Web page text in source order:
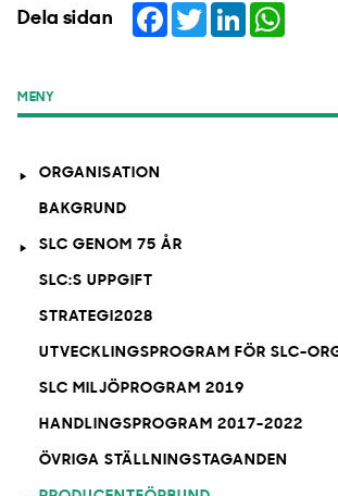
Dela sidan Facebook
TwitterLinkedIn
MENY
ORGANISATION
BAKGRUND
SLC GENOM 75 ÅR
SLC:S UPPGIFT
STRATEGI2028
UTVECKLINGSPROGRAM FÖR SLC-
SLC MILJÖPROGRAM 2019
HANDLINGSPROGRAM 2017-2022
ÖVRIGA STÄLLNINGSTAGANDEN